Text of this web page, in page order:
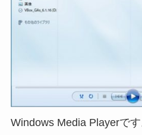
Windows Media Playerで